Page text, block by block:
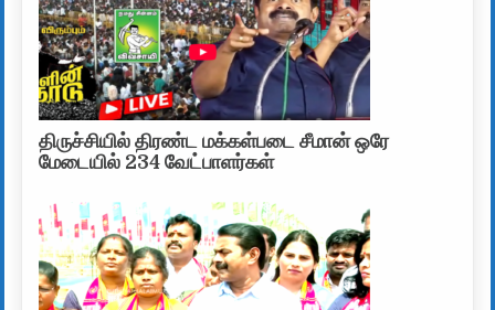
திருச்சியில் திரண்ட மக்கள்படை சீமான் ஒரே
மேடையில் 234 வேட்பாளர்கள்